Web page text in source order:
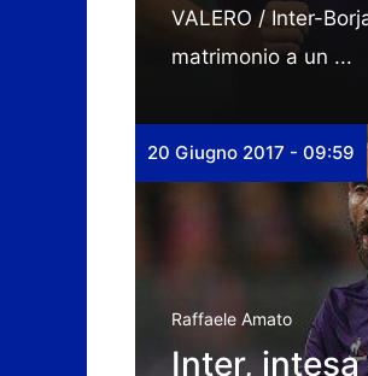
VALERO / Inter-
matrimonio a un ...
20 Giugno 2017 - 09:59
Raffaele Amato
Inter,